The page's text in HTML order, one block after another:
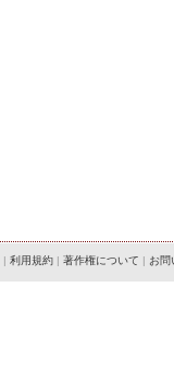
| 利用規約 | 著作権について | お問